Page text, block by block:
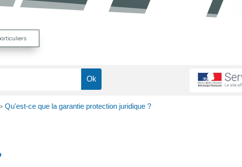
> Qu'est-ce que la garantie protection juridique ?